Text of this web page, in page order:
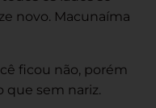
novo. Macunaíma
ficou não, porém
que sem nariz.